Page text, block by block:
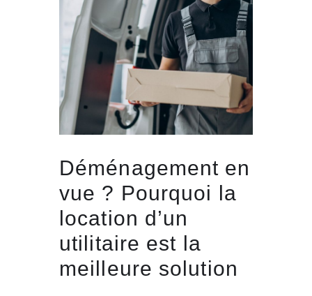
Déménagement en
vue ? Pourquoi la
location d’un
utilitaire est la
meilleure solution